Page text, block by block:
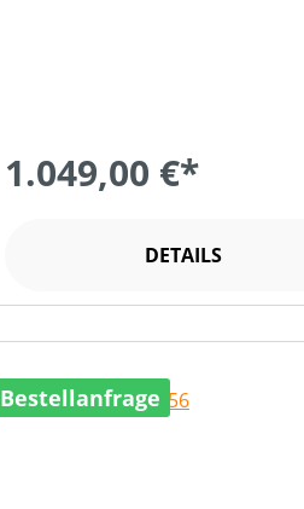
1.049,00 €*
DETAILS
Bestellanfrage